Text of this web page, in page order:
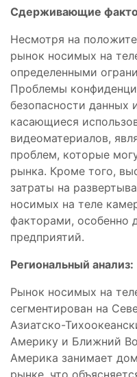
Сдерживающие
Несмотря на
рынок носимых на
определенными
Проблемы
безопасности данных
касающиеся
видеоматериалов,
проблем, которые
рынка. Кроме того,
затраты на
носимых на теле
факторами, особенно
предприятий.
Региональный анализ:
Рынок носимых на
сегментирован на
Азиатско-
Америку и Ближний
Америка занимает
рынке, что